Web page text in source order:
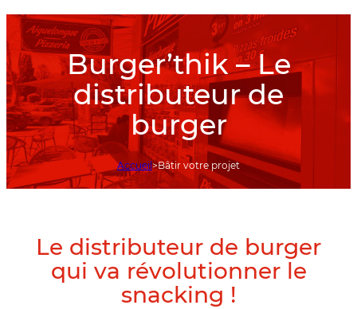
Burger’thik – Le
distributeur de
burger
Accueil Bâtir votre projet
Le distributeur de burger
qui va révolutionner le
snacking !